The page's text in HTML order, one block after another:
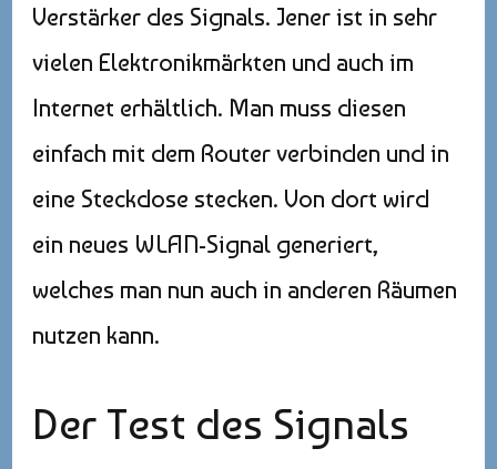
Verstärker des Signals. Jener ist in sehr
vielen Elektronikmärkten und auch im
Internet erhältlich. Man muss diesen
einfach mit dem Router verbinden und in
eine Steckdose stecken. Von dort wird
ein neues WLAN-Signal generiert,
welches man nun auch in anderen Räumen
nutzen kann.
Der Test des Signals